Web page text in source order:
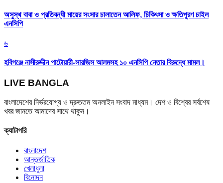
অসুস্থ বাবা ও প্রতিবন্ধী মায়ের সংসার চালাতেন আলিফ, চিকিৎসা ও ক্ষতিপূরণ চাইল
এনসিপি
৬
হবিগঞ্জে নাসীরুদ্দীন পাটোয়ারী-সারজিস আলমসহ ১০ এনসিপি নেতার বিরুদ্ধে মামল।
LIVE BANGLA
বাংলাদেশের নির্ভরযোগ্য ও দ্রুততম অনলাইন সংবাদ মাধ্যম। দেশ ও বিশ্বের সর্বশেষ
খবর জানতে আমাদের সাথে থাকুন।
ক্যাটাগরি
বাংলাদেশ
আন্তর্জাতিক
খেলাধুলা
বিনোদন